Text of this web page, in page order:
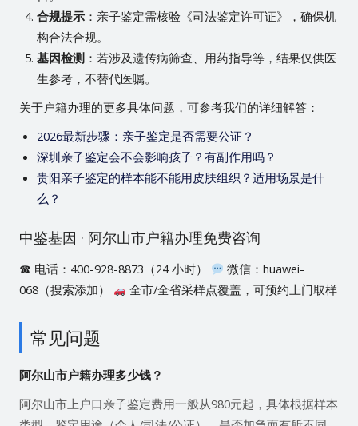
合规提示：亲子鉴定需核验《司法鉴定许可证》，确保机
构合法合规。
基因检测 ：若涉及遗传病筛查、用药指导等，结果仅供医
生参考，不替代医嘱。
关于户籍办理的更多具体问题，可参考我们的详细解答：
2026最新步骤：亲子鉴定是否需要公证？
深圳亲子鉴定会不会影响孩子？有副作用吗？
贵阳亲子鉴定的样本能不能用皮肤组织？适用场景是什
么？
中鉴基因 · 阿尔山市户籍办理免费咨询
☎ 电话：400-928-8873（24 小时）
微信：huawei-
068（搜索添加）
全市/全省采样点覆盖，可预约上门取样
常见问题
阿尔山市户籍办理多少钱？
阿尔山市上户口亲子鉴定费用一般从980元起，具体根据样本